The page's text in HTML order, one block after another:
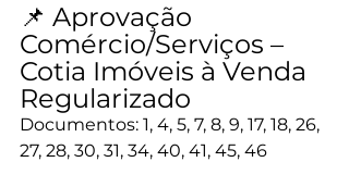
📌 Aprovação
Comércio/Serviços –
Cotia Imóveis à Venda
Regularizado
Documentos: 1, 4, 5, 7, 8, 9, 17, 18, 26,
27, 28, 30, 31, 34, 40, 41, 45, 46